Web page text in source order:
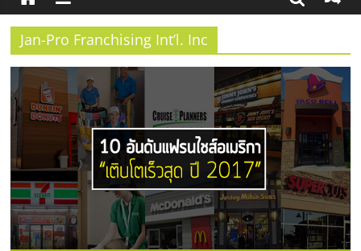
SME
แห่ง
ประเทศไทย,
ThaiSMEsCenter,
รวม
Jan-Pro Franchising Int’l. Inc